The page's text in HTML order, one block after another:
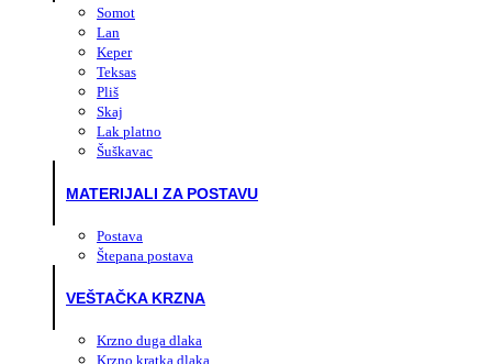
Somot
Lan
Keper
Teksas
Pliš
Skaj
Lak platno
Šuškavac
MATERIJALI ZA POSTAVU
Postava
Štepana postava
VEŠTAČKA KRZNA
Krzno duga dlaka
Krzno kratka dlaka